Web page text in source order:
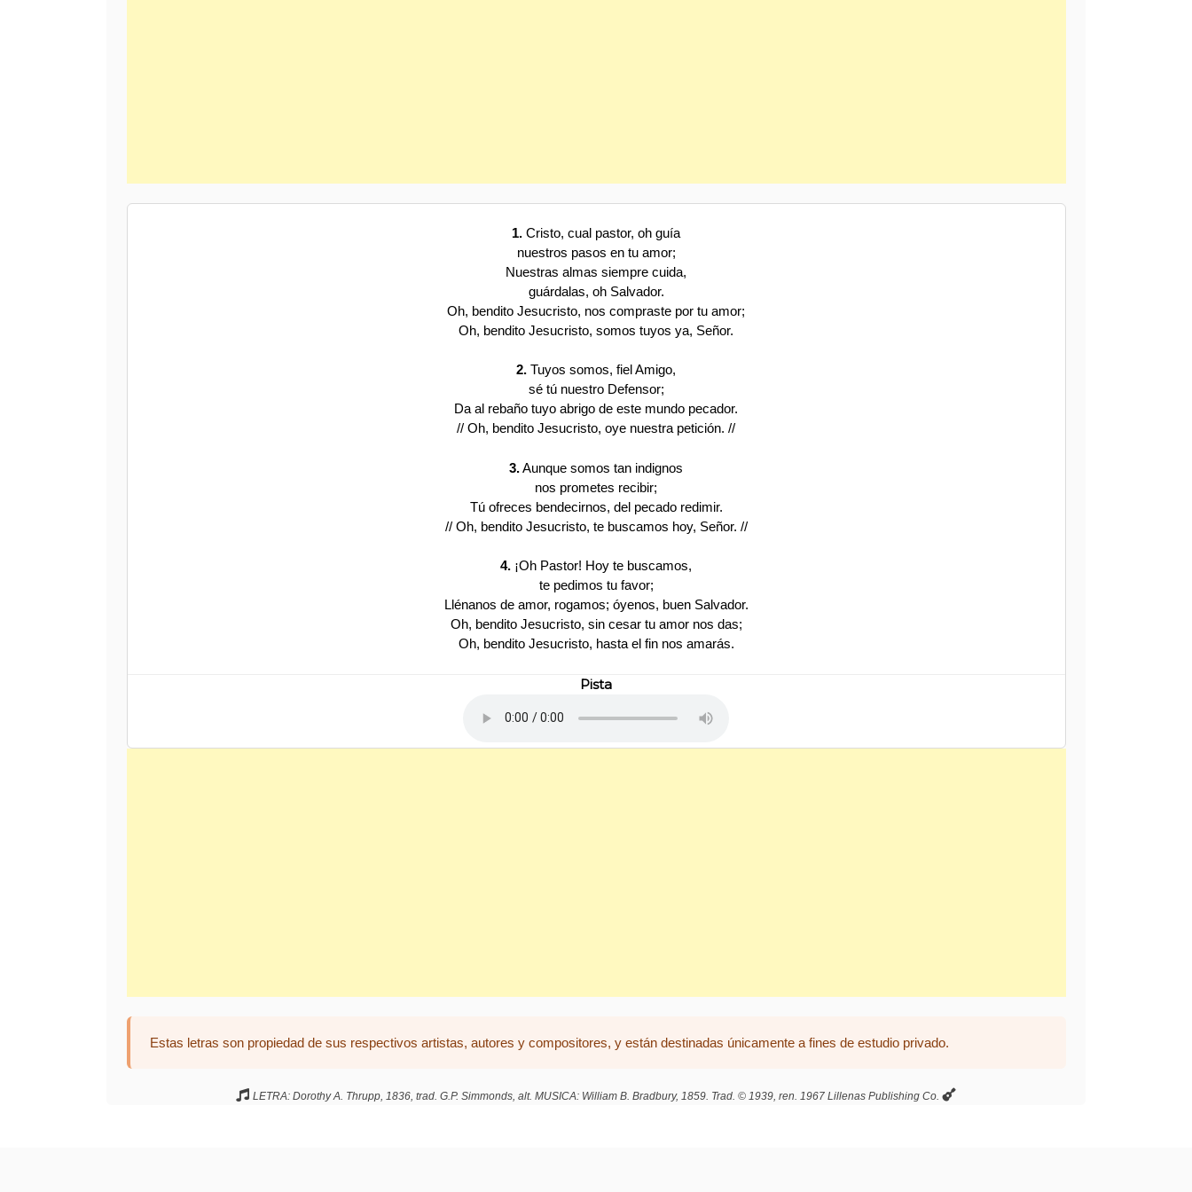
1. Cristo, cual pastor, oh guía
nuestros pasos en tu amor;
Nuestras almas siempre cuida,
guárdalas, oh Salvador.
Oh, bendito Jesucristo, nos compraste por tu amor;
Oh, bendito Jesucristo, somos tuyos ya, Señor.
2. Tuyos somos, fiel Amigo,
sé tú nuestro Defensor;
Da al rebaño tuyo abrigo de este mundo pecador.
// Oh, bendito Jesucristo, oye nuestra petición. //
3.Aunque somos tan indignos
nos prometes recibir;
Tú ofreces bendecirnos, del pecado redimir.
// Oh, bendito Jesucristo, te buscamos hoy, Señor. //
4. ¡Oh Pastor! Hoy te buscamos,
te pedimos tu favor;
Llénanos de amor, rogamos; óyenos, buen Salvador.
Oh, bendito Jesucristo, sin cesar tu amor nos das;
Oh, bendito Jesucristo, hasta el fin nos amarás.
Pista
Estas letras son propiedad de sus respectivos artistas, autores y compositores, y están destinadas únicamente a fines de estudio privado.
LETRA: Dorothy A. Thrupp, 1836, trad. G.P. Simmonds, alt. MUSICA: William B. Bradbury, 1859. Trad. © 1939, ren. 1967 Lillenas Publishing Co.